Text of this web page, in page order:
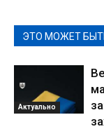
ЭТО МОЖЕТ
Актуально